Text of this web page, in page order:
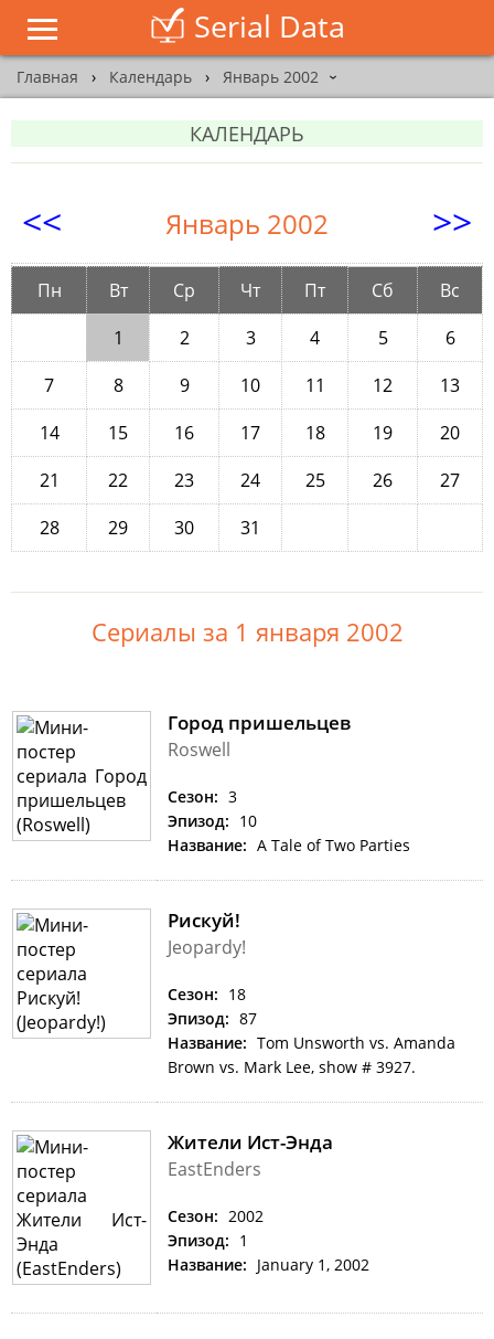
Serial Data
Главная › Календарь › Январь 2002 ›
КАЛЕНДАРЬ
<< Январь 2002 >>
Пн Вт Ср Чт Пт Сб
Вс
1
2 3 4 5
6
7
8 9 10 11 12
13
14
15 16 17 18 19
20
21
22 23 24 25 26
27
28
29 30 31
Сериалы за 1 января 2002
Город пришельцев
Roswell
Сезон: 3
Эпизод: 10
Название: A Tale of Two Parties
Рискуй!
Jeopardy!
Сезон: 18
Эпизод: 87
Название: Tom Unsworth vs. Amanda
Brown vs. Mark Lee, show # 3927.
Жители Ист-Энда
EastEnders
Сезон: 2002
Эпизод: 1
Название: January 1, 2002